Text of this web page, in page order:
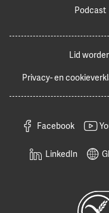
Podcast
Lid
Privacy- en
Facebook
LinkedIn